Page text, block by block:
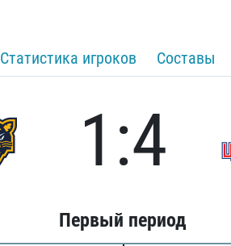
Статистика игроков Составы
1:4
Первый период